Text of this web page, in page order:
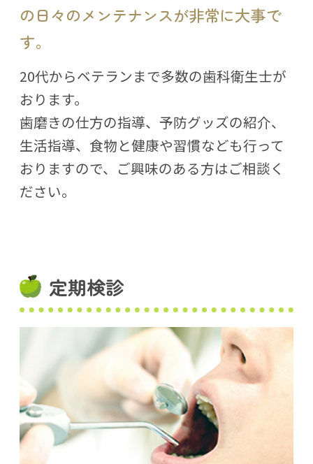
の日々のメンテナンスが非常に大事で
す。
20代からベテランまで多数の歯科衛生士が
おります。
歯磨きの仕方の指導、予防グッズの紹介、
生活指導、食物と健康や習慣なども行って
おりますので、ご興味のある方はご相談く
ださい。
定期検診